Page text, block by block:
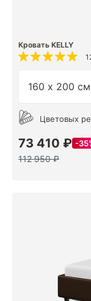
Кровать KELLY
Цветовых
73 410 ₽
112 950 ₽